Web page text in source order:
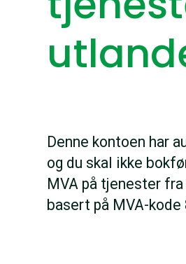
Denne kontoen har
og du skal ikke
MVA på tjenester
basert på MVA-kode